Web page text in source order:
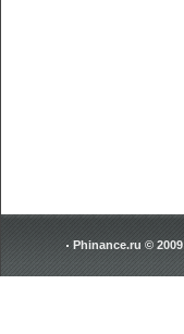
Phinance.ru © 2009